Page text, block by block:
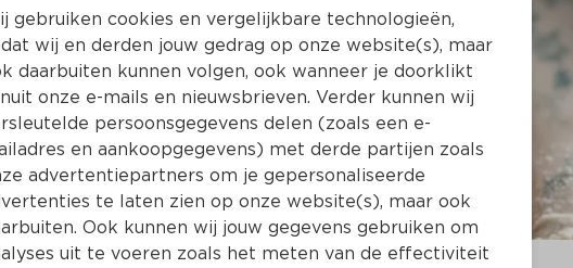
gebruiken cookies en vergelijkbare technologieën,
wij en derden jouw gedrag op onze website(s), maar
daarbuiten kunnen volgen, ook wanneer je doorklikt
onze e-mails en nieuwsbrieven. Verder kunnen wij
persoonsgegevens delen (zoals een e-
en aankoopgegevens) met derde partijen zoals
advertentiepartners om je gepersonaliseerde
te laten zien op onze website(s), maar ook
Ook kunnen wij jouw gegevens gebruiken om
uit te voeren zoals het meten van de effectiviteit